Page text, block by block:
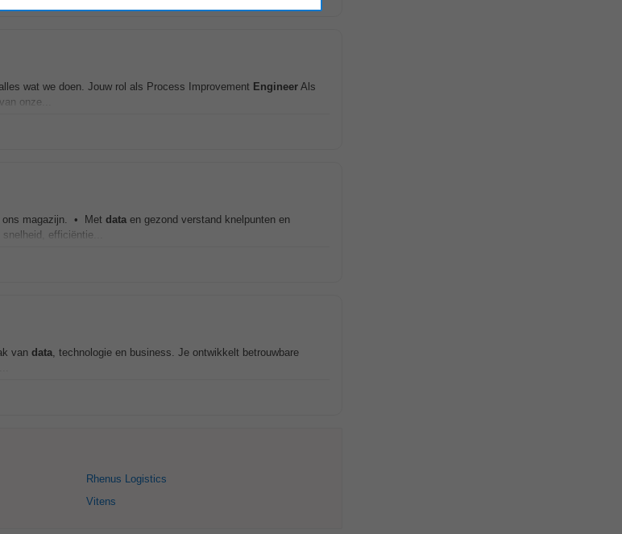
wat we doen. Jouw rol als Process Improvement Engineer Als
onze...
ons magazijn. • Met data en gezond verstand knelpunten en
efficiëntie...
van data, technologie en business. Je ontwikkelt betrouwbare
Rhenus Logistics
Vitens